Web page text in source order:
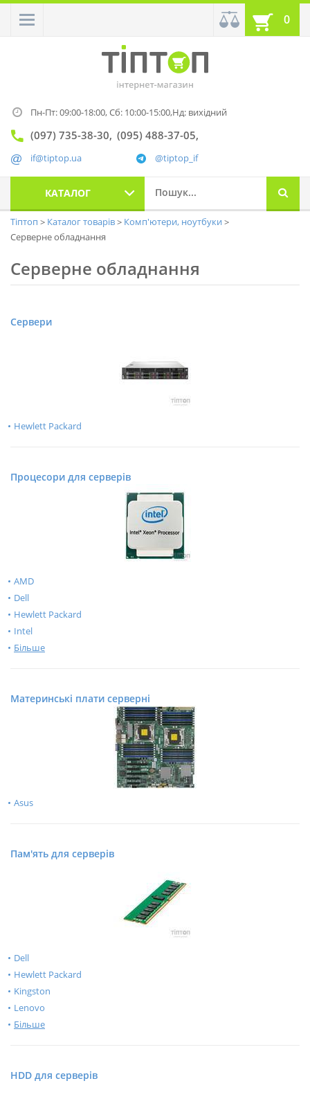
0
Пн-Пт: 09:00-18:00,Сб: 10:00-15:00,Нд: вихідний
(097) 735-38-30 (095) 488-37-05
@tiptop_if
if@tiptop.ua
КАТАЛОГ
Тіптоп Каталог товарів
Комп'ютери, ноутбуки
Серверне обладнання
Серверне обладнання
Сервери
Hewlett Packard
Процесори для серверів
AMD
Dell
Hewlett Packard
Intel
Більше
Материнські плати серверні
Asus
Пам'ять для серверів
Dell
Hewlett Packard
Kingston
Lenovo
Більше
HDD для серверів